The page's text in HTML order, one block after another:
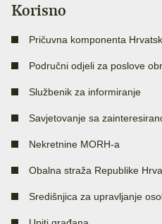
Korisno
Pričuvna komponenta
Područni odjeli za poslove
Službenik za informiranje
Savjetovanje sa
Nekretnine MORH-a
Obalna straža Republike
Središnjica za upravljanje